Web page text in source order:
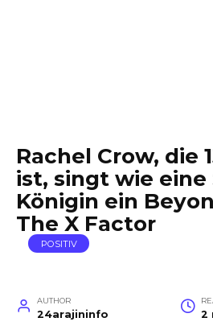
Rachel Crow, die
ist, singt wie eine
Königin ein
The X Factor
POSITIV
AUTHOR
24arajininfo 2